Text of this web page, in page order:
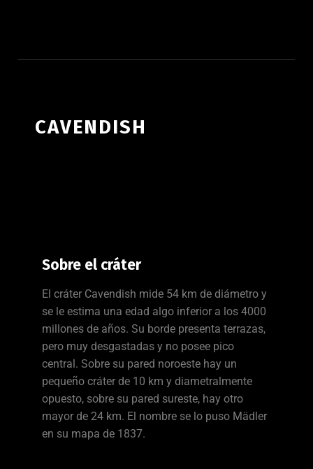
CAVENDISH
Sobre el cráter
El cráter Cavendish mide 54 km de diámetro y
se le estima una edad algo inferior a los 4000
millones de años. Su borde presenta terrazas,
pero muy desgastadas y no posee pico
central. Sobre su pared noroeste hay un
pequeño cráter de 10 km y diametralmente
opuesto, sobre su pared sureste, hay otro
mayor de 24 km. El nombre se lo puso Mädler
en su mapa de 1837.